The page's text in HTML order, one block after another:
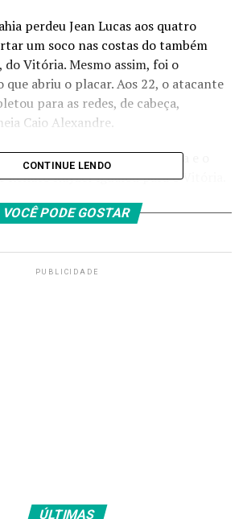
perdeu Jean Lucas aos quatro
um soco nas costas do também
Vitória. Mesmo assim, foi o
que abriu o placar. Aos 22, o atacante
para as redes, de cabeça,
Caio Alexandre.
aos oito, Oswaldo cobrou falta e o
Renato Kayzer igualou para o Vitória.
recolocou o Tricolor à frente.
do volante Pepê, dificultando
CONTINUE LENDO
VOCÊ PODE GOSTAR
PUBLICIDADE
ÚLTIMAS